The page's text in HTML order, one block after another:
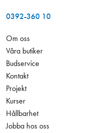
0392-360 10
Om oss
Våra butiker
Budservice
Kontakt
Projekt
Kurser
Hållbarhet
Jobba hos oss